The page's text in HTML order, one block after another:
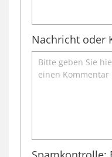
Nachricht oder